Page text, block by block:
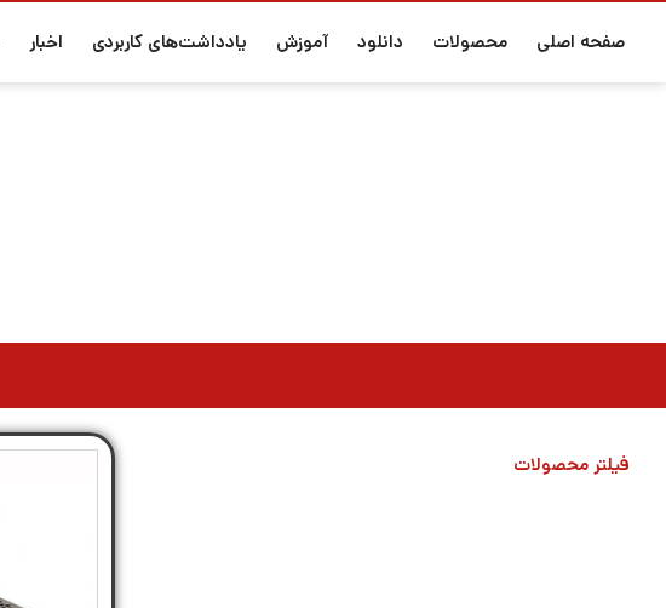
صفحه اصلی محصولات دانلود آموزش یادداشت‌های کاربردی اخبار
فیلتر محصولات